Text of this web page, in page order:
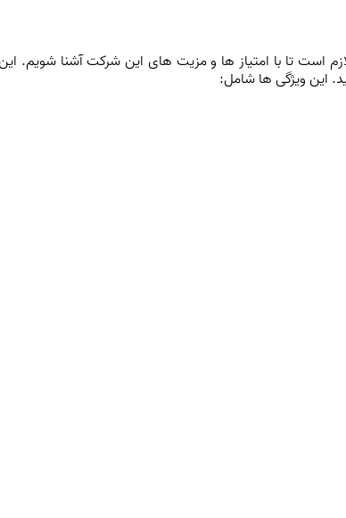
است تا با امتیاز ها و مزیت های این شرکت آشنا
این ویژگی ها شامل: